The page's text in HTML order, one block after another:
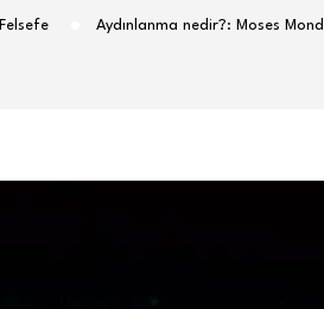
Felsefe Aydınlanma nedir?: Moses